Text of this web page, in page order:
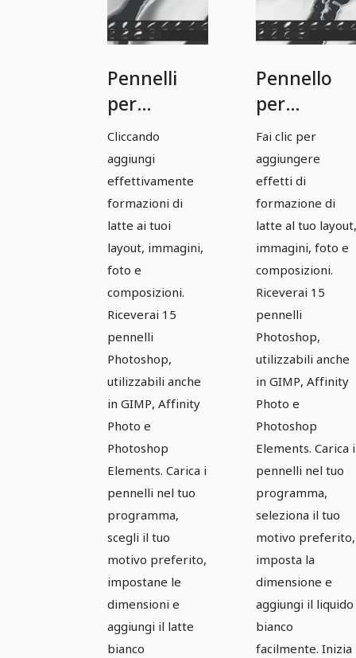
Pennelli
per
Photoshop,
GIMP,
Affinity
Photo &
Co:
Immagini
di latte 11
Cliccando
aggiungi
effettivamente
formazioni di
latte ai tuoi
layout, immagini,
foto e
composizioni.
Riceverai 15
pennelli
Photoshop,
utilizzabili anche
in GIMP, Affinity
Photo e
Photoshop
Elements. Carica i
pennelli nel tuo
programma,
scegli il tuo
motivo preferito,
impostane le
dimensioni e
aggiungi il latte
bianco
Pennello
per
Photoshop,
GIMP,
Affinity
Photo &
Co:
Immagini
di latte 12
Fai clic per
aggiungere
effetti di
formazione di
latte al tuo layout,
immagini, foto e
composizioni.
Riceverai 15
pennelli
Photoshop,
utilizzabili anche
in GIMP, Affinity
Photo e
Photoshop
Elements. Carica i
pennelli nel tuo
programma,
seleziona il tuo
motivo preferito,
imposta la
dimensione e
aggiungi il liquido
bianco
facilmente. Inizia